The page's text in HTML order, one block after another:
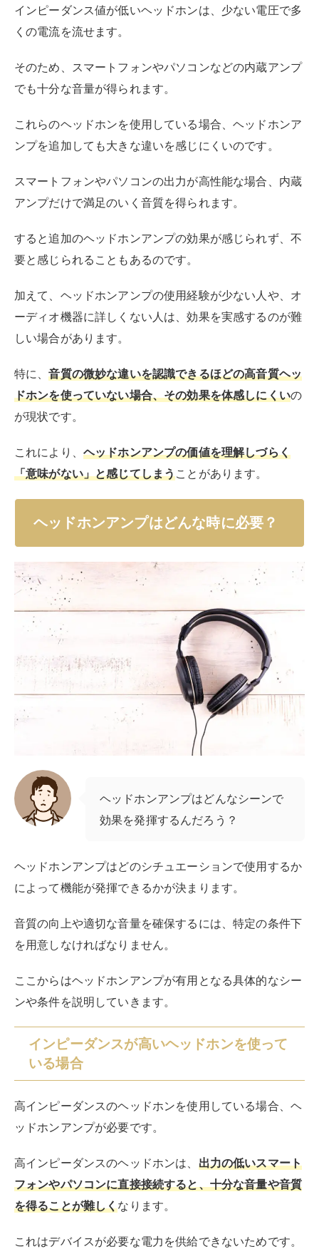
インピーダンス値が低いヘッドホンは、少ない電圧で多
くの電流を流せます。
そのため、スマートフォンやパソコンなどの内蔵アンプ
でも十分な音量が得られます。
これらのヘッドホンを使用している場合、ヘッドホンア
ンプを追加しても大きな違いを感じにくいのです。
スマートフォンやパソコンの出力が高性能な場合、内蔵
アンプだけで満足のいく音質を得られます。
すると追加のヘッドホンアンプの効果が感じられず、不
要と感じられることもあるのです。
加えて、ヘッドホンアンプの使用経験が少ない人や、オ
ーディオ機器に詳しくない人は、効果を実感するのが難
しい場合があります。
特に、音質の微妙な違いを認識できるほどの高音質ヘッ
ドホンを使っていない場合、その効果を体感しにくいの
が現状です。
これにより、 ヘッドホンアンプの価値を理解しづらく
「意味がない」と感じてしまうことがあります。
ヘッドホンアンプはどんな時に必要？
ヘッドホンアンプはどんなシーンで
効果を発揮するんだろう？
ヘッドホンアンプはどのシチュエーションで使用するか
によって機能が発揮できるかが決まります。
音質の向上や適切な音量を確保するには、特定の条件下
を用意しなければなりません。
ここからはヘッドホンアンプが有用となる具体的なシー
ンや条件を説明していきます。
インピーダンスが高いヘッドホンを使って
いる場合
高インピーダンスのヘッドホンを使用している場合、ヘ
ッドホンアンプが必要です。
高インピーダンスのヘッドホンは、 出力の低いスマート
フォンやパソコンに直接接続すると、十分な音量や音質
を得ることが難しくなります。
これはデバイスが必要な電力を供給できないためです。